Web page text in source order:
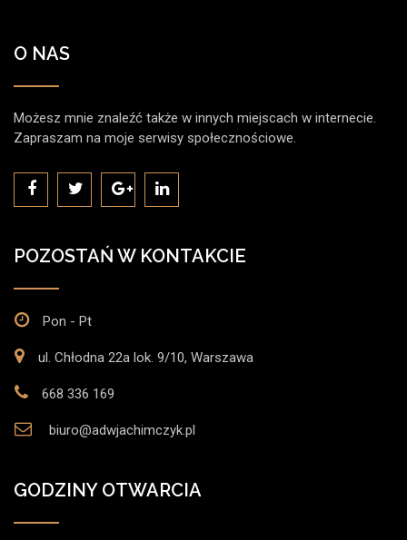
O NAS
Możesz mnie znaleźć także w innych miejscach w internecie.
Zapraszam na moje serwisy społecznościowe.
POZOSTAŃ W KONTAKCIE
Pon - Pt
ul. Chłodna 22a lok. 9/10, Warszawa
668 336 169
biuro@adwjachimczyk.pl
GODZINY OTWARCIA